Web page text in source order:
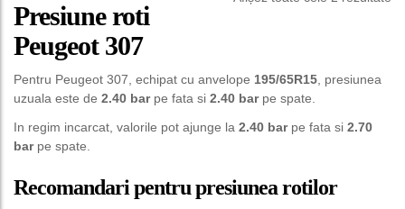
Presiune roti
Peugeot 307
Pentru Peugeot 307, echipat cu anvelope 195/65R15 , presiunea
uzuala este de 2.40 barpe fata si 2.40 barpe spate.
In regim incarcat, valorile pot ajunge la 2.40 barpe fata si 2.70
barpe spate.
Recomandari pentru presiunea rotilor